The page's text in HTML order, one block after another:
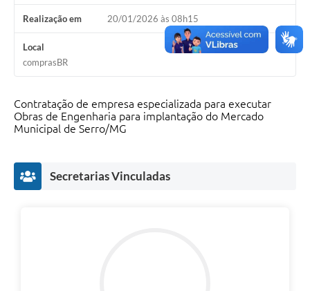
Arquivos para Download
SIC
FAQ
Covid -19 em Serro
Audiências Públicas
Realização em 20/01/2026 às 08h15
Local
comprasBR
Contratação de empresa especializada para executar
Obras de Engenharia para implantação do Mercado
Municipal de Serro/MG
Secretarias Vinculadas